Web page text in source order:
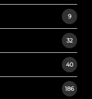
9
32
40
186